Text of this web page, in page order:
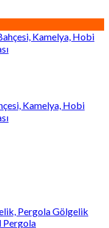
Kamelya, Hobi